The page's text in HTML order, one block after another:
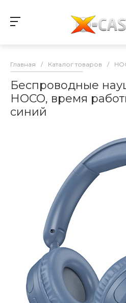
Главная / Каталог товаров /
Беспроводные
HOCO, время
синий